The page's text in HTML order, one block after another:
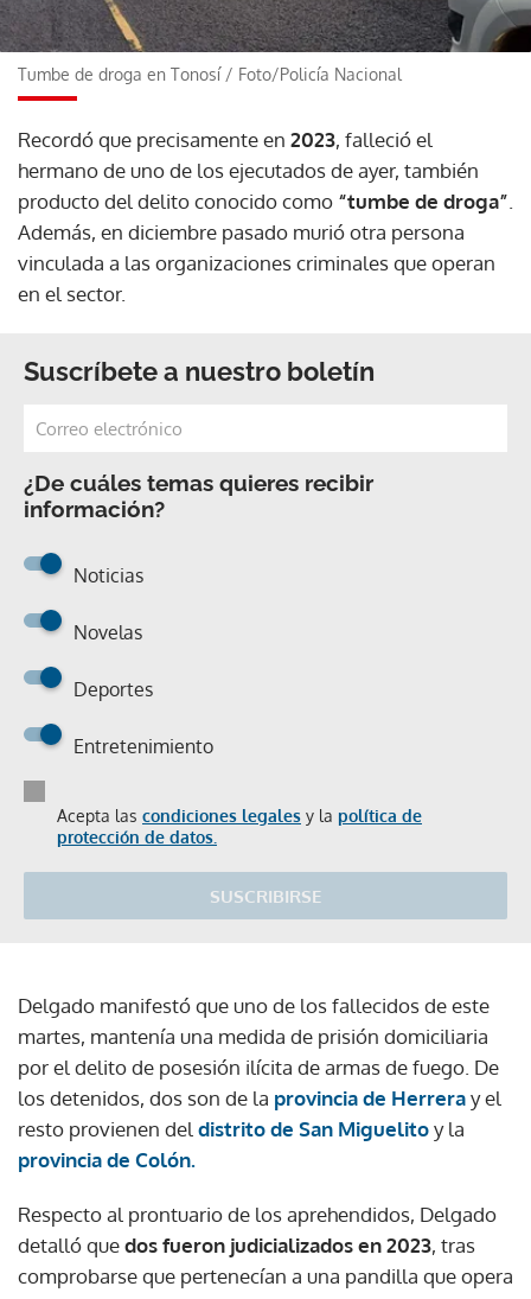
Tumbe de droga en Tonosí/ Foto/Policía Nacional
Recordó que precisamente en 2023, falleció el
hermano de uno de los ejecutados de ayer, también
producto del delito conocido como “tumbe de droga”.
Además, en diciembre pasado murió otra persona
vinculada a las organizaciones criminales que operan
en el sector.
Suscríbete a nuestro boletín
¿De cuáles temas quieres recibir
información?
Noticias
Novelas
Deportes
Entretenimiento
Acepta las condiciones legales y la política de
protección de datos.
SUSCRIBIRSE
Delgado manifestó que uno de los fallecidos de este
martes, mantenía una medida de prisión domiciliaria
por el delito de posesión ilícita de armas de fuego. De
los detenidos, dos son de la provincia de Herreray el
resto provienen deldistrito de San Miguelitoy la
provincia de Colón.
Respecto al prontuario de los aprehendidos, Delgado
detalló quedos fueron judicializados en 2023, tras
comprobarse que pertenecían a una pandilla que opera